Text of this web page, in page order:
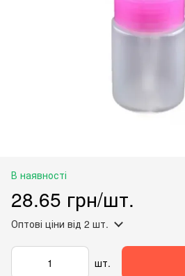
В наявності
28.65 грн/шт.
Оптові ціни від 2 шт.
шт.